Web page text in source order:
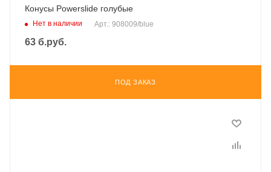
Конусы Powerslide голубые
Нет в наличии Арт.: 908009/blue
63 б.руб.
ПОД ЗАКАЗ